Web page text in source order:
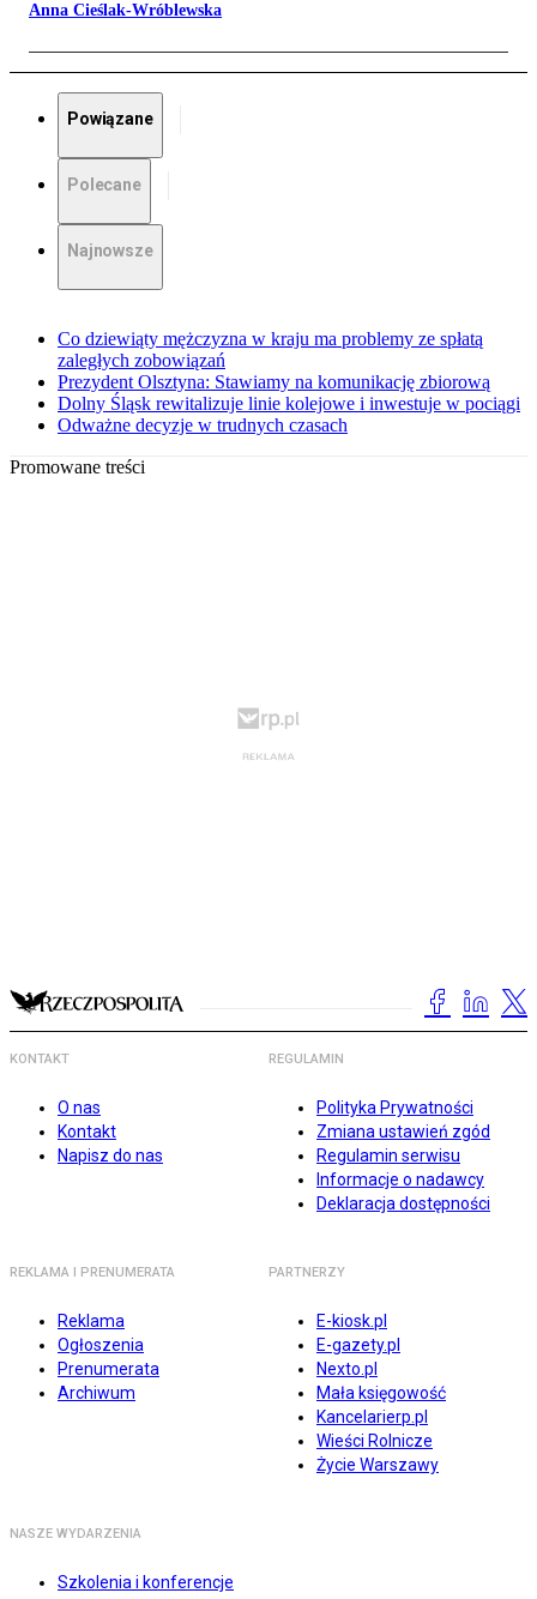
Anna Cieślak-Wróblewska
Powiązane
Polecane
Najnowsze
Co dziewiąty mężczyzna w kraju ma problemy ze spłatą
zaległych zobowiązań
Prezydent Olsztyna: Stawiamy na komunikację zbiorową
Dolny Śląsk rewitalizuje linie kolejowe i inwestuje w pociągi
Odważne decyzje w trudnych czasach
Promowane treści
KONTAKT
O nas
Kontakt
Napisz do nas
REGULAMIN
Polityka Prywatności
Zmiana ustawień zgód
Regulamin serwisu
Informacje o nadawcy
Deklaracja dostępności
REKLAMA I PRENUMERATA
Reklama
Ogłoszenia
Prenumerata
Archiwum
PARTNERZY
E-kiosk.pl
E-gazety.pl
Nexto.pl
Mała księgowość
Kancelarierp.pl
Wieści Rolnicze
Życie Warszawy
NASZE WYDARZENIA
Szkolenia i konferencje